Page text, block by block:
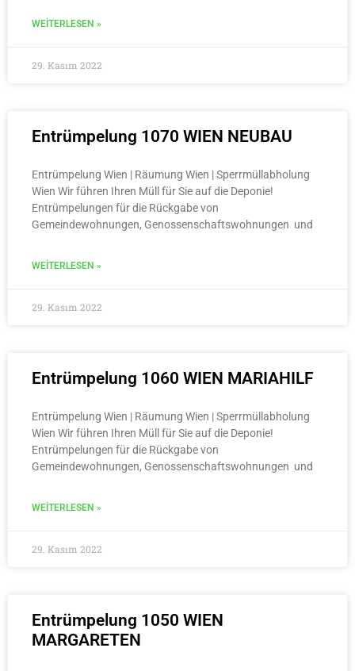
WEITERLESEN »
29. Kasım 2022
Entrümpelung 1070 WIEN NEUBAU
Entrümpelung Wien | Räumung Wien | Sperrmüllabholung
Wien Wir führen Ihren Müll für Sie auf die Deponie!
Entrümpelungen für die Rückgabe von
Gemeindewohnungen, Genossenschaftswohnungen und
WEITERLESEN »
29. Kasım 2022
Entrümpelung 1060 WIEN MARIAHILF
Entrümpelung Wien | Räumung Wien | Sperrmüllabholung
Wien Wir führen Ihren Müll für Sie auf die Deponie!
Entrümpelungen für die Rückgabe von
Gemeindewohnungen, Genossenschaftswohnungen und
WEITERLESEN »
29. Kasım 2022
Entrümpelung 1050 WIEN
MARGARETEN